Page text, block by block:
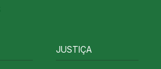
JUSTIÇA